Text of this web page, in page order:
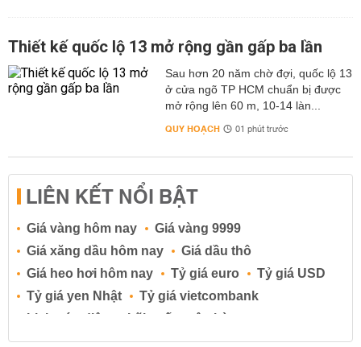
Thiết kế quốc lộ 13 mở rộng gần gấp ba lần
Sau hơn 20 năm chờ đợi, quốc lộ 13
ở cửa ngõ TP HCM chuẩn bị được
mở rộng lên 60 m, 10-14 làn...
QUY HOẠCH 01 phút trước
LIÊN KẾT NỔI BẬT
Giá vàng hôm nay
Giá vàng 9999
Giá xăng dầu hôm nay
Giá dầu thô
Giá heo hơi hôm nay
Tỷ giá euro
Tỷ giá USD
Tỷ giá yen Nhật
Tỷ giá vietcombank
Lịch cúp điện
Lãi suất ngân hàng
Lãi suất tiết kiệm
Lãi suất tiền gửi